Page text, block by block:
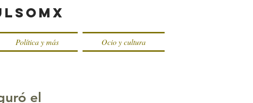
Política y más Ocio y cultura
el